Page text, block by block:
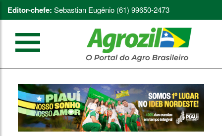
Editor-chefe: Sebastian Eugênio (61) 99650-2473